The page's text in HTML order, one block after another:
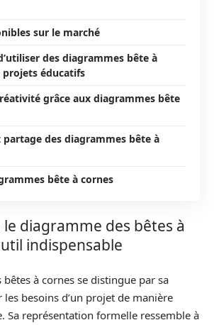
sur le marché
des diagrammes bête à
projets éducatifs
grâce aux diagrammes bête
des diagrammes bête à
bête à cornes
diagramme des bêtes à
indispensable
à cornes se distingue par sa
les besoins d’un projet de manière
Sa représentation formelle ressemble à